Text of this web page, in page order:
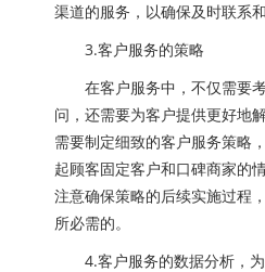
渠道的服务，以确保及时联系和
3.客户服务的策略
在客户服务中，不仅需要考
问，还需要为客户提供更好地
需要制定细致的客户服务策略
起顾客固定客户和口碑商家的
注意确保策略的后续实施过程
所必需的。
4.客户服务的数据分析，为